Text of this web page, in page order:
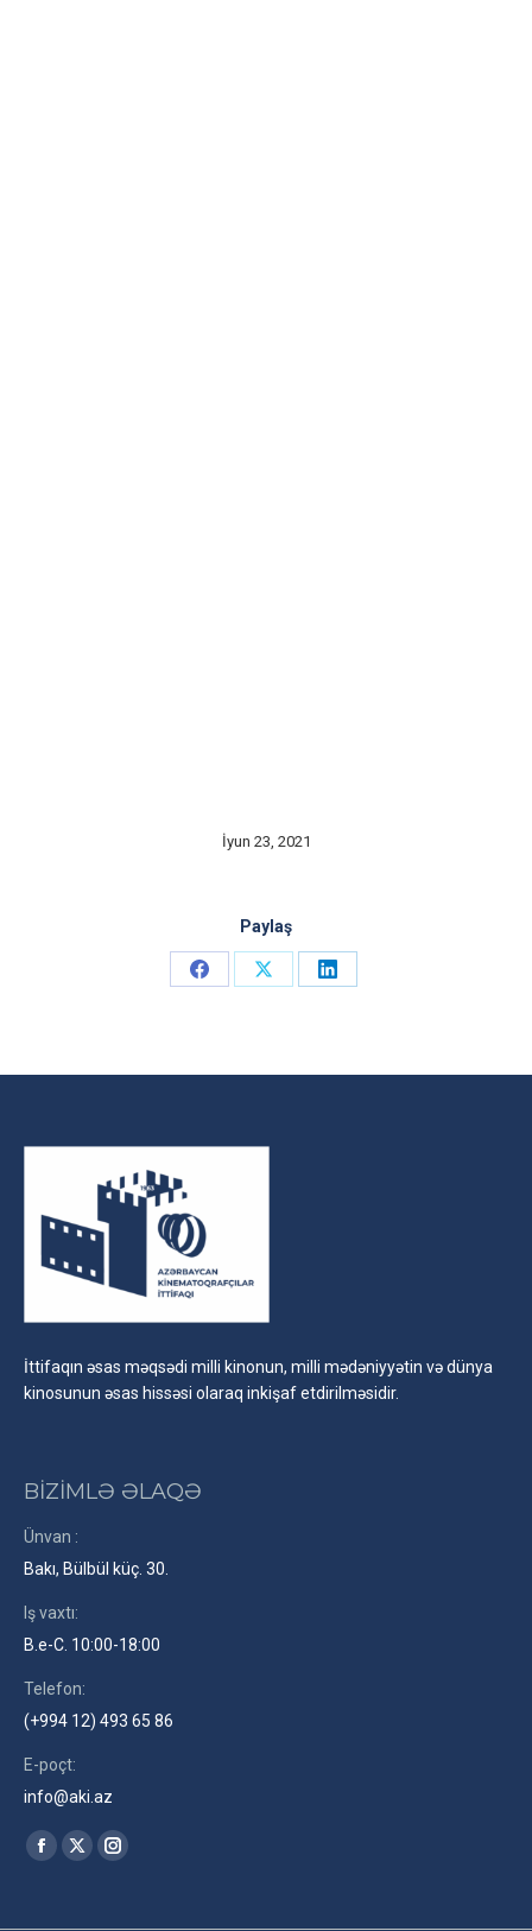
İyun 23, 2021
Paylaş
Share
Share
Share
İttifaqın əsas məqsədi milli kinonun, milli mədəniyyətin və dünya
kinosunun əsas hissəsi olaraq inkişaf etdirilməsidir.
BİZİMLƏ ƏLAQƏ
Ünvan :
Bakı, Bülbül küç. 30.
Iş vaxtı:
B.e-C. 10:00-18:00
Telefon:
(+994 12) 493 65 86
E-poçt:
info@aki.az
Find us on:
Facebook
X
Instagram